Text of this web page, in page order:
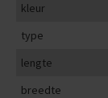
kleur
type
lengte
breedte